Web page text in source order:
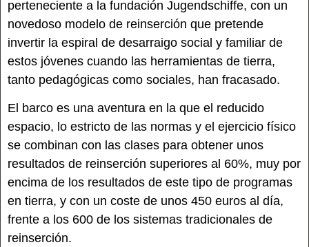
perteneciente a la fundación Jugendschiffe, con un
novedoso modelo de reinserción que pretende
invertir la espiral de desarraigo social y familiar de
estos jóvenes cuando las herramientas de tierra,
tanto pedagógicas como sociales, han fracasado.
El barco es una aventura en la que el reducido
espacio, lo estricto de las normas y el ejercicio físico
se combinan con las clases para obtener unos
resultados de reinserción superiores al 60%, muy por
encima de los resultados de este tipo de programas
en tierra, y con un coste de unos 450 euros al día,
frente a los 600 de los sistemas tradicionales de
reinserción.